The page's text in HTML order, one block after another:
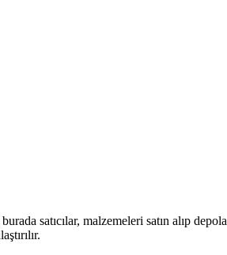
satıcılar, malzemeleri satın alıp